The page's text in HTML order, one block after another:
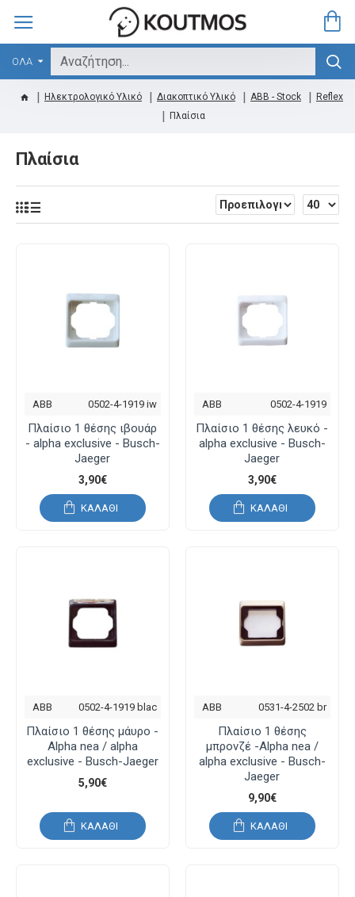
ΟΛΑ
Ηλεκτρολογικό Υλικό Διακοπτικό Υλικό ABB - Stock
Reflex
Πλαίσια
Πλαίσια
ABB 0502-4-1919 iw
Πλαίσιο 1 θέσης ιβουάρ
- alpha exclusive - Busch-
Jaeger
3,90€
ΚΑΛΆΘΙ
ABB 0502-4-1919
Πλαίσιο 1 θέσης λευκό -
alpha exclusive - Busch-
Jaeger
3,90€
ΚΑΛΆΘΙ
ABB 0502-4-1919 blac
Πλαίσιο 1 θέσης μάυρο -
Alpha nea / alpha
exclusive - Busch-Jaeger
5,90€
ΚΑΛΆΘΙ
ABB 0531-4-2502 br
Πλαίσιο 1 θέσης
μπρονζέ -Alpha nea /
alpha exclusive - Busch-
Jaeger
9,90€
ΚΑΛΆΘΙ